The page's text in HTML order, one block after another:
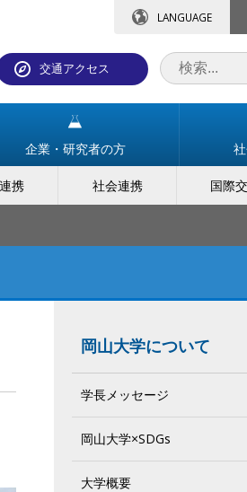
LANGUAGE
交通アクセス
企業・研究者の方
携 社会連携 国際
岡山大学について
学長メッセージ
岡山大学×SDGs
大学概要